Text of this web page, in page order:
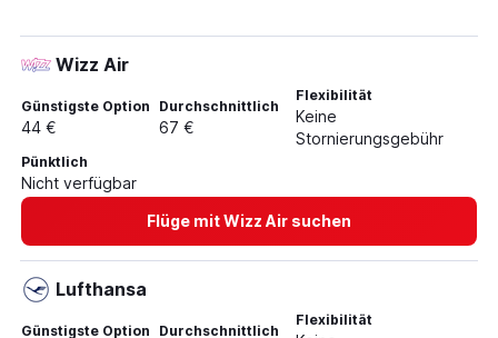
Wizz Air
Günstigste Option
44 €
Durchschnittlich
67 €
Flexibilität
Keine
Stornierungsgebühr
Pünktlich
Nicht verfügbar
Flüge mit Wizz Air suchen
Lufthansa
Günstigste Option Durchschnittlich
Flexibilität